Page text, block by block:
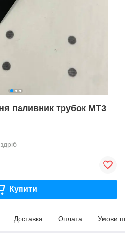
паливник трубок МТЗ
Купити
Доставка Оплата Умови